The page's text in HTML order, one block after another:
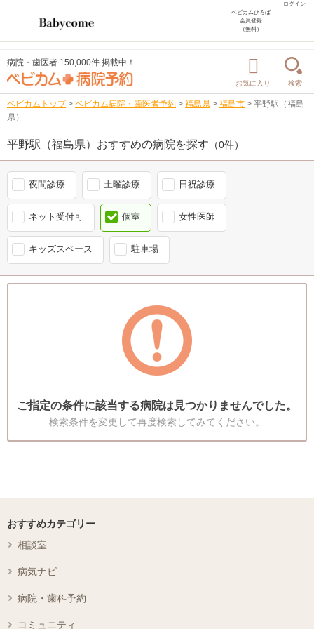
ログイン
ベビカムひろば
会員登録
（無料）
病院・歯医者 150,000件 掲載中！
お気に入り 検索
ベビカムトップ > ベビカム病院・歯医者予約 > 福島県 > 福島市 > 平野駅（福島
県）
平野駅（福島県）おすすめの病院を探す （0件）
夜間診療 土曜診療 日祝診療
ネット受付可 個室 女性医師
キッズスペース 駐車場
ご指定の条件に該当する病院は見つかりませんでした。
検索条件を変更して再度検索してみてください。
おすすめカテゴリー
相談室
病気ナビ
病院・歯科予約
コミュニティ